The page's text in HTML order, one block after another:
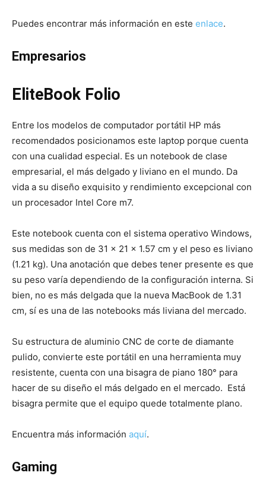
Puedes encontrar más información en este enlace.
Empresarios
EliteBook Folio
Entre los modelos de computador portátil HP más
recomendados posicionamos este laptop porque cuenta
con una cualidad especial. Es un notebook de clase
empresarial, el más delgado y liviano en el mundo. Da
vida a su diseño exquisito y rendimiento excepcional con
un procesador Intel Core m7.
Este notebook cuenta con el sistema operativo Windows,
sus medidas son de 31 x 21 x 1.57 cm y el peso es liviano
(1.21 kg). Una anotación que debes tener presente es que
su peso varía dependiendo de la configuración interna. Si
bien, no es más delgada que la nueva MacBook de 1.31
cm, sí es una de las notebooks más liviana del mercado.
Su estructura de aluminio CNC de corte de diamante
pulido, convierte este portátil en una herramienta muy
resistente, cuenta con una bisagra de piano 180° para
hacer de su diseño el más delgado en el mercado. Está
bisagra permite que el equipo quede totalmente plano.
Encuentra más información aquí.
Gaming